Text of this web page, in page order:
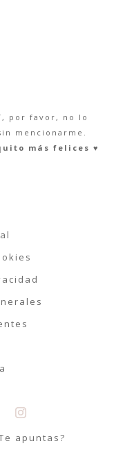
por favor, no lo
mencionarme.
más felices ♥︎
apuntas?